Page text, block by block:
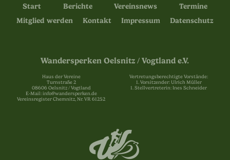
Start Berichte Vereinsnews
Termine
Mitglied werden
Kontakt Impressum Datenschutz
Wandersperken Oelsnitz / Vogtland e.V.
Haus der Vereine
Turnstraße 2
08606 Oelsnitz / Vogtland
E-Mail: info@wandersperken.de
Vereinsregister Chemnitz, Nr. VR 61252
Vertretungsberechtigte Vorstände:
1. Vorsitzender: Ulrich Müller
1. Stellvertreterin: Ines Schneider